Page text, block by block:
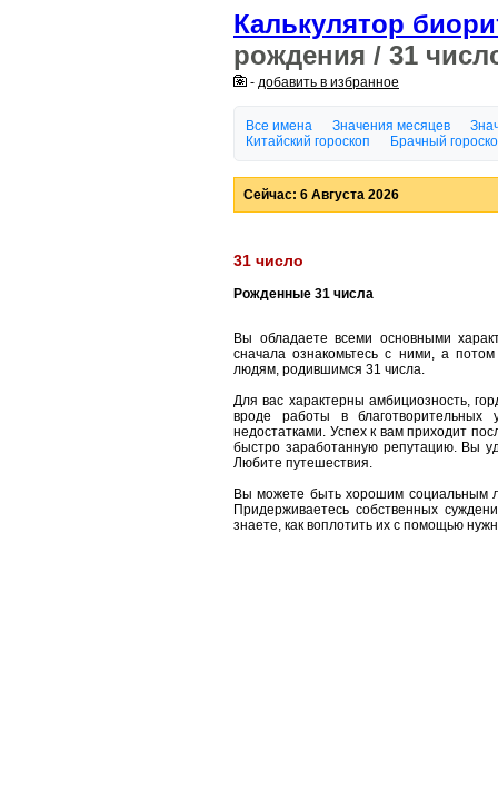
Калькулятор
рождения / 31
- добавить в избранное
Все имена Значения месяцев
Китайский гороскоп
Брачный
Сейчас: 6 Августа 2026
31 число
Рожденные 31 числа
Вы обладаете всеми основными
сначала ознакомьтесь с ними, а
людям, родившимся 31 числа.
Для вас характерны амбициозность,
вроде работы в
недостатками. Успех к вам приходит
быстро заработанную репутацию. Вы
Любите путешествия.
Вы можете быть хорошим социальным
Придерживаетесь собственных
знаете, как воплотить их с помощью